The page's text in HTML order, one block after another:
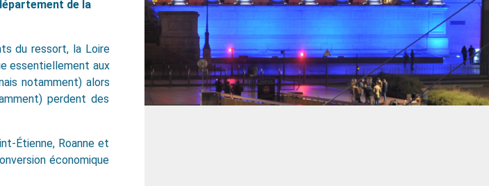
de la
du ressort, la Loire
essentiellement aux
notamment) alors
perdent des
Étienne, Roanne et
économique